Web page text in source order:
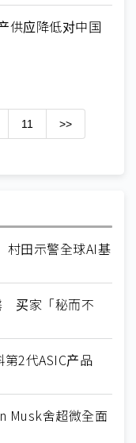
供应降低对中国
11 >>
田示警全球AI基
买家「秘而不
2代ASIC产品
Musk舍超微全面